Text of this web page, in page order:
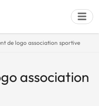
de logo association sportive
association